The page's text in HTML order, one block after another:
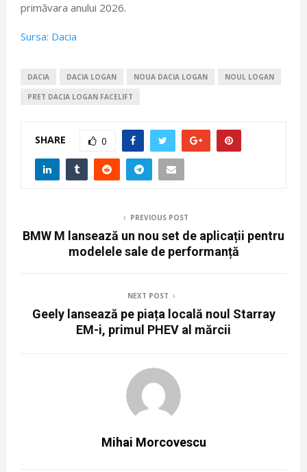
primăvara anului 2026.
Sursa: Dacia
DACIA DACIA LOGAN NOUA DACIA LOGAN NOUL LOGAN
PRET DACIA LOGAN FACELIFT
SHARE 0
PREVIOUS POST
BMW M lansează un nou set de aplicații pentru
modelele sale de performanță
NEXT POST
Geely lansează pe piața locală noul Starray
EM-i, primul PHEV al mărcii
Mihai Morcovescu